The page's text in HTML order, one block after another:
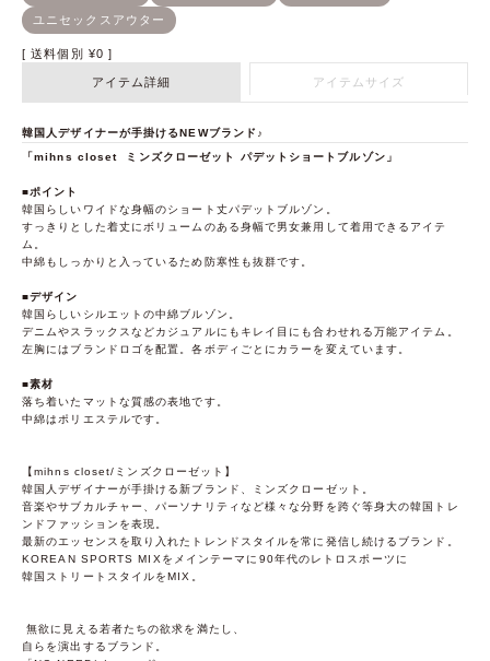
送料個別 ¥0
アイテム詳細 アイテムサイズ
韓国人デザイナーが手掛けるNEWブランド♪
「mihns closet ミンズクローゼット パデットショートブルゾン」
■ポイント
韓国らしいワイドな身幅のショート丈パデットブルゾン。
すっきりとした着丈にボリュームのある身幅で男女兼用して着用できるアイテ
ム。
中綿もしっかりと入っているため防寒性も抜群です。
■デザイン
韓国らしいシルエットの中綿ブルゾン。
デニムやスラックスなどカジュアルにもキレイ目にも合わせれる万能アイテム。
左胸にはブランドロゴを配置。各ボディごとにカラーを変えています。
■素材
落ち着いたマットな質感の表地です。
中綿はポリエステルです。
【mihns closet/ミンズクローゼット】
韓国人デザイナーが手掛ける新ブランド、ミンズクローゼット。
音楽やサブカルチャー、パーソナリティなど様々な分野を跨ぐ等身大の韓国トレ
ンドファッションを表現。
最新のエッセンスを取り入れたトレンドスタイルを常に発信し続けるブランド。
KOREAN SPORTS MIXをメインテーマに90年代のレトロスポーツに
韓国ストリートスタイルをMIX。
無欲に見える若者たちの欲求を満たし、
自らを演出するブランド。